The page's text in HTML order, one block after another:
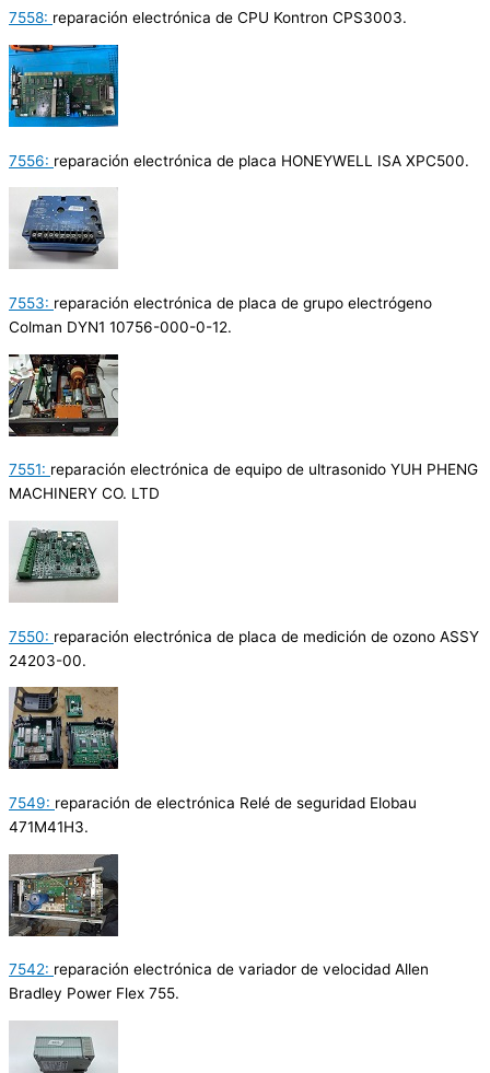
7558: reparación electrónica de CPU Kontron CPS3003.
7556: reparación electrónica de placa HONEYWELL ISA XPC500.
7553: reparación electrónica de placa de grupo electrógeno
Colman DYN1 10756-000-0-12.
7551: reparación electrónica de equipo de ultrasonido YUH PHENG
MACHINERY CO. LTD
7550: reparación electrónica de placa de medición de ozono ASSY
24203-00.
7549: reparación de electrónica Relé de seguridad Elobau
471M41H3.
7542: reparación electrónica de variador de velocidad Allen
Bradley Power Flex 755.